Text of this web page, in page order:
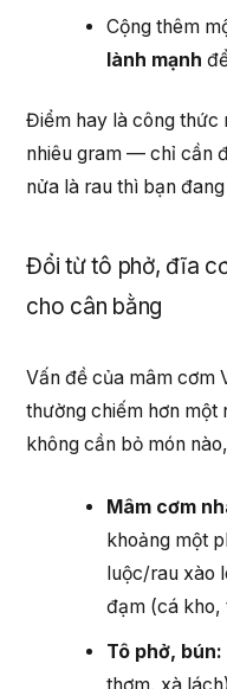
Cộng thêm
lành mạnh
Điểm hay là công thức
nhiêu gram — chỉ cần
nửa là rau thì bạn
Đổi từ tô phở, đĩa
cho cân bằng
Vấn đề của mâm cơm
thường chiếm hơn một
không cần bỏ món
Mâm cơm
khoảng một
luộc/rau xào
đạm (cá kho,
Tô phở, bún: